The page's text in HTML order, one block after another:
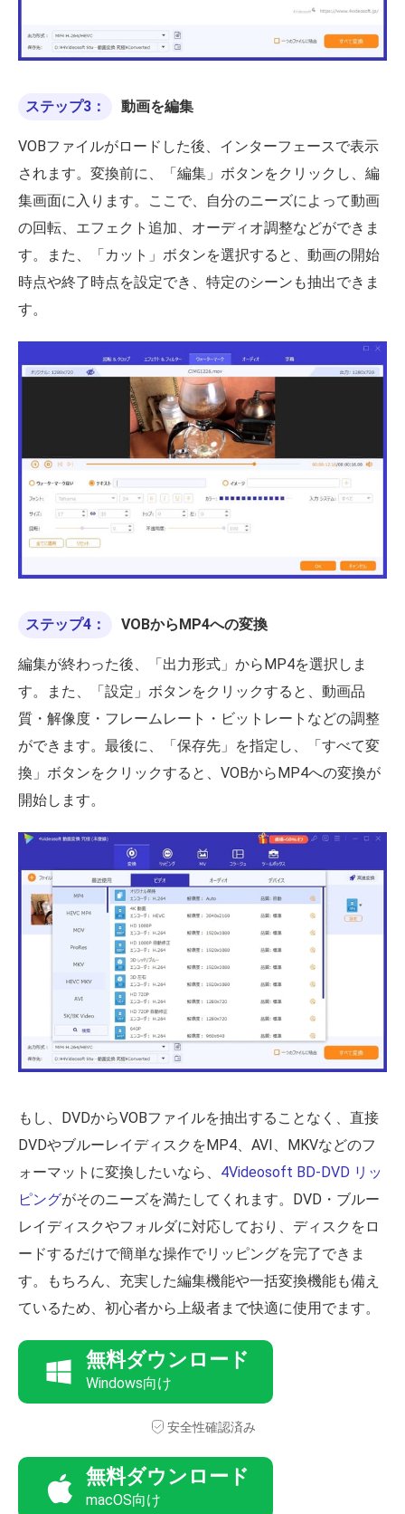
ステップ3： 動画を編集
VOBファイルがロードした後、インターフェースで表示
されます。変換前に、「編集」ボタンをクリックし、編
集画面に入ります。ここで、自分のニーズによって動画
の回転、エフェクト追加、オーディオ調整などができま
す。また、「カット」ボタンを選択すると、動画の開始
時点や終了時点を設定でき、特定のシーンも抽出できま
す。
ステップ4： VOBからMP4への変換
編集が終わった後、「出力形式」からMP4を選択しま
す。また、「設定」ボタンをクリックすると、動画品
質・解像度・フレームレート・ビットレートなどの調整
ができます。最後に、「保存先」を指定し、「すべて変
換」ボタンをクリックすると、VOBからMP4への変換が
開始します。
もし、DVDからVOBファイルを抽出することなく、直接
DVDやブルーレイディスクをMP4、AVI、MKVなどのフ
ォーマットに変換したいなら、 4Videosoft BD-DVD リッ
ピングがそのニーズを満たしてくれます。DVD・ブルー
レイディスクやフォルダに対応しており、ディスクをロ
ードするだけで簡単な操作でリッピングを完了できま
す。もちろん、充実した編集機能や一括変換機能も備え
ているため、初心者から上級者まで快適に使用でます。
無料ダウンロード
Windows向け
安全性確認済み
無料ダウンロード
macOS向け